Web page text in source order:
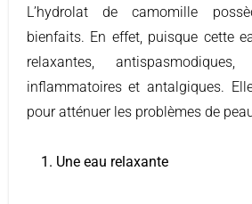
L’hydrolat de camomille
bienfaits. En effet, puisque cette
relaxantes,
inflammatoires et antalgiques.
pour atténuer les problèmes de
1. Une eau relaxante